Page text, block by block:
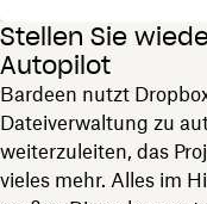
Stellen Sie
Autopilot
Bardeen nutzt
Dateiverwaltung zu
weiterzuleiten, das
vieles mehr. Alles im